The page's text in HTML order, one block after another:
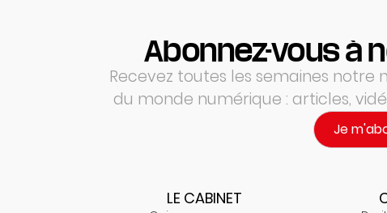
Abonnez-vous à
Recevez toutes les semaines notre
du monde numérique : articles,
Je
LE CABINET